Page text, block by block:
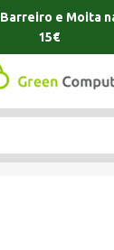
Barreiro e Moita
15€